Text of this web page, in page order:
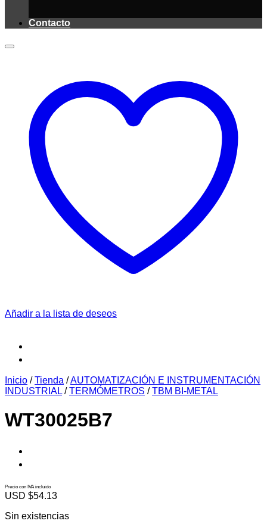
Contacto
Añadir a la lista de deseos
Inicio / Tienda /AUTOMATIZACIÓN E INSTRUMENTACIÓN
INDUSTRIAL / TERMÓMETROS / TBM BI-METAL
WT30025B7
Precio con IVA incluido
USD $54.13
Sin existencias